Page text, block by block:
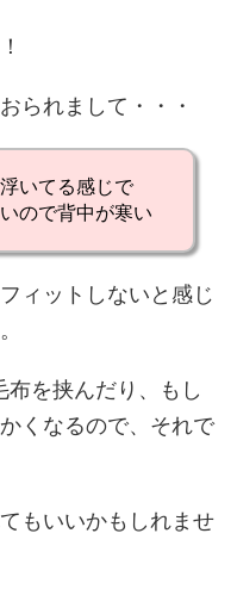
られまして・・・
いてる感じで
ので背中が寒い
ィットしないと感じ
布を挟んだり、もし
くなるので、それで
もいいかもしれませ